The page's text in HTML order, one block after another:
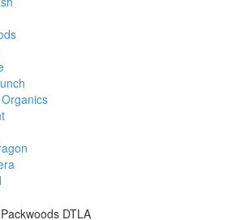
DTLA